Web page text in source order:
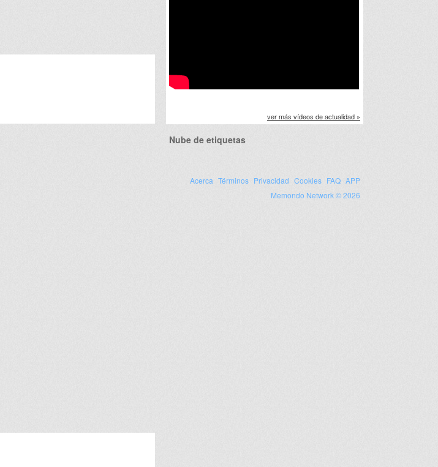
ver más vídeos de actualidad »
Nube de etiquetas
Acerca Términos Privacidad Cookies FAQ APP
Memondo Network © 2026